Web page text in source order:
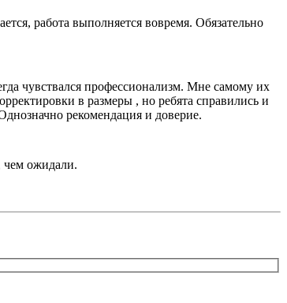
работа выполняется вовремя. Обязательно
чувствался профессионализм. Мне самому их
в размеры , но ребята справились и
рекомендация и доверие.
чем ожидали.